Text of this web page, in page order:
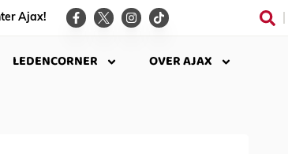
Ajax!
LEDENCORNER OVER AJAX